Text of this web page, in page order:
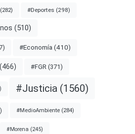
(282) #Deportes (298)
(510)
#Economía (410)
(466) #FGR (371)
#Justicia (1560)
#MedioAmbiente (284)
#Morena (245)